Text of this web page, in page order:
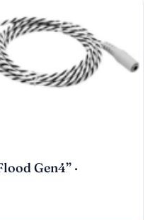
Gen4” ·